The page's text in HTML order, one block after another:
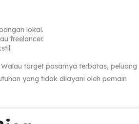
lokal.
freelancer.
Walau target pasarnya terbatas, peluang
yang tidak dilayani oleh pemain